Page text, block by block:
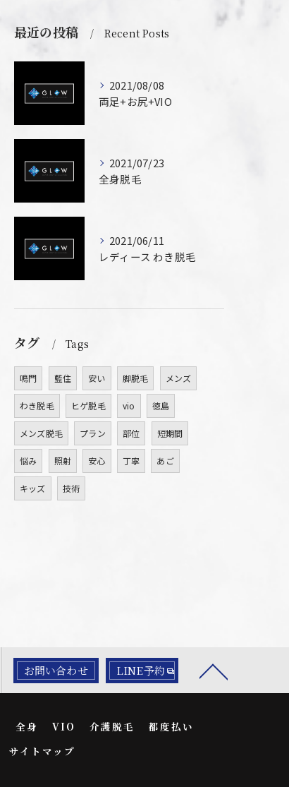
最近の投稿 Recent Posts
2021/08/08
両足+お尻+VIO
2021/07/23
全身脱毛
2021/06/11
レディース わき脱毛
タグ Tags
鳴門 藍住 安い 脚脱毛 メンズ
わき脱毛 ヒゲ脱毛 vio 徳島
メンズ脱毛 プラン 部位 短期間
悩み 照射 安心 丁寧 あご
キッズ 技術
お問い合わせ LINE予約
全身 VIO 介護脱毛
都度払い
サイトマップ